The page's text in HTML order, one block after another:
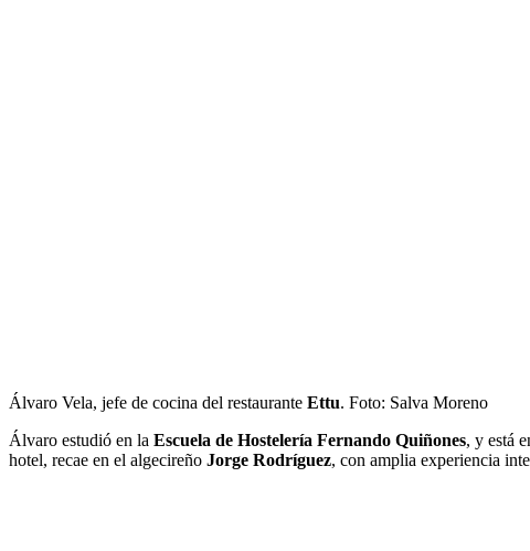
Álvaro Vela, jefe de cocina del restaurante Ettu. Foto: Salva Moreno
Álvaro estudió en la Escuela de Hostelería Fernando Quiñones, y está
hotel, recae en el algecireño Jorge Rodríguez, con amplia experiencia